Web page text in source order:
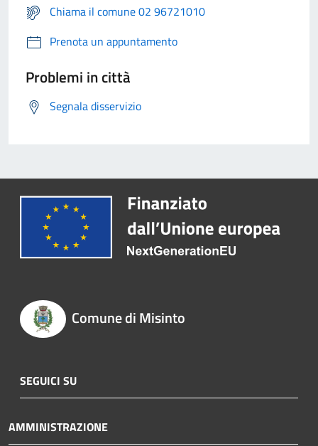
Chiama il comune 02 96721010
Prenota un appuntamento
Problemi in città
Segnala disservizio
Comune di Misinto
SEGUICI SU
AMMINISTRAZIONE